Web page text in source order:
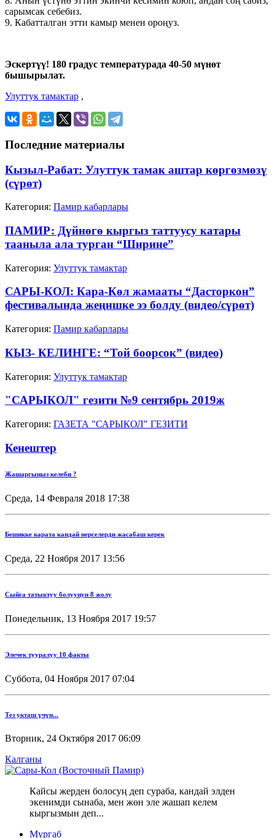
сарымсак себебиз.
9. Кабатталган этти камыр менен ороңуз.
Эскертүү! 180 градус температурада 40-50 мүнөт
бышырылат.
Улуттук тамактар ,
Последние материалы
Кызыл-Рабат: Улуттук тамак аштар көргөзмөзү
(сүрөт)
Категория: Памир кабарлары
ПАМИР: Дүйнөгө кыргыз таттуусу катары
тааныла ала турган “Ширине”
Категория: Улуттук тамактар
САРЫ-КОЛ: Кара-Көл жамааты “Дасторкон”
фестивалында жеңишке ээ болду (видео/сүрөт)
Категория: Памир кабарлары
КЫЗ- КЕЛИНГЕ: “Той боорсок” (видео)
Категория: Улуттук тамактар
"САРЫКОЛ" гезити №9 сентябрь 2019ж
Категория: ГАЗЕТА "САРЫКОЛ" ГЕЗИТИ
Кенештер
Жашаргыңыз келеби ?
Среда, 14 Февраля 2018 17:38
Бешикке карата кандай нерселерди жасабаш керек
Среда, 22 Ноября 2017 13:56
Сыйга татыктуу болуунун 8 жолу
Понедельник, 13 Ноября 2017 19:57
Элечек тууралуу 10 факты
Суббота, 04 Ноября 2017 07:04
Тез укташ үчүн...
Вторник, 24 Октября 2017 06:09
Калганы
Кайсы жерден болосуң деп сураба, кандай элден
экенимди сынаба, мен жөн эле жашап келем
кыргызмын деп...
Мургаб